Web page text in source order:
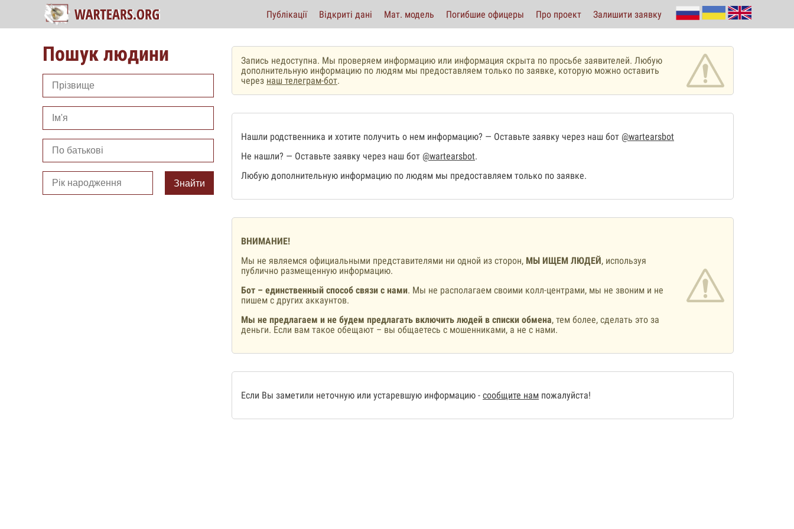
Публікації Відкриті дані Мат. модель Погибшие офицеры Про проект Залишити заявку
Пошук людини
Знайти
Запись недоступна. Мы проверяем информацию или информация скрыта по просьбе заявителей. Любую
дополнительную информацию по людям мы предоставляем только по заявке, которую можно оставить
через наш телеграм-бот.
Нашли родственника и хотите получить о нем информацию? — Оставьте заявку через наш бот @wartearsbot
Не нашли? — Оставьте заявку через наш бот @wartearsbot.
Любую дополнительную информацию по людям мы предоставляем только по заявке.
ВНИМАНИЕ!
Мы не являемся официальными представителями ни одной из сторон, МЫ ИЩЕМ ЛЮДЕЙ, используя
публично размещенную информацию.
Бот – единственный способ связи с нами. Мы не располагаем своими колл-центрами, мы не звоним и не
пишем с других аккаунтов.
Мы не предлагаем и не будем предлагать включить людей в списки обмена, тем более, сделать это за
деньги. Если вам такое обещают – вы общаетесь с мошенниками, а не с нами.
Если Вы заметили неточную или устаревшую информацию - сообщите нам пожалуйста!